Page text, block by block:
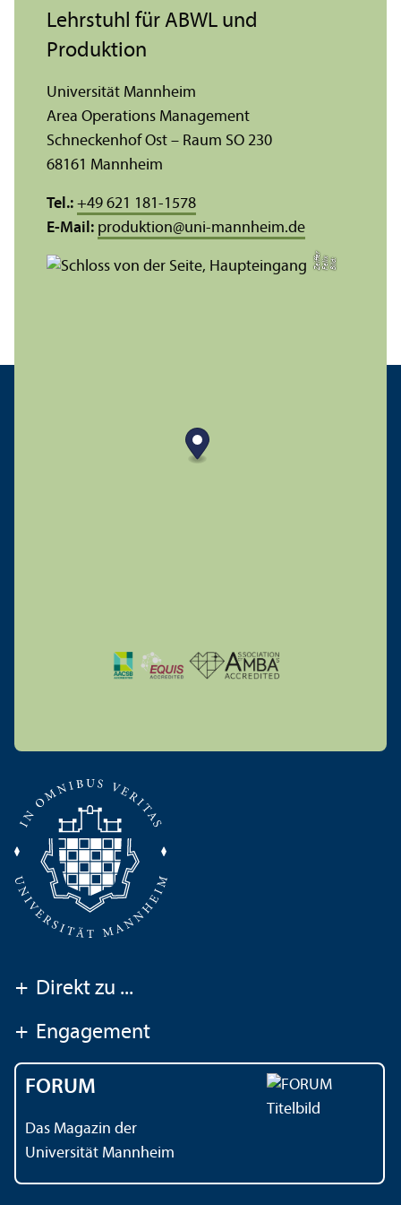
Bil
d:
F
eli
x
Z
eiff
e
r
Lehr­stuhl für ABWL und
Produktion
Universität Mannheim
Area Operations Management
Schneckenhof Ost – Raum SO 230
68161 Mannheim
Tel.: +49 621 181-1578
E-Mail: produktion@uni-mannheim.de
+ Direkt zu ...
+ Engagement
FORUM
Das Magazin der
Universität Mannheim